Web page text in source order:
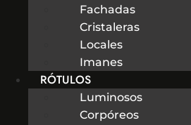
Fachadas
Cristaleras
Locales
Imanes
RÓTULOS
Luminosos
Corpóreos